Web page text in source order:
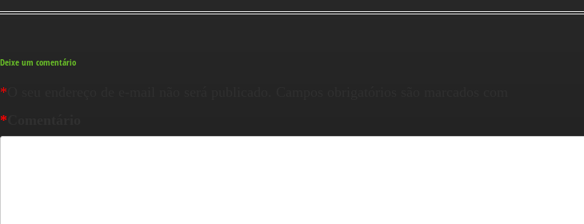
Deixe um comentário
*
*